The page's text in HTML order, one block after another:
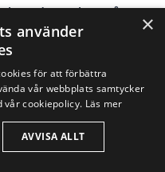
har du många
Stockvik där du
golvslipning
×
använder
för att förbättra
vår webbplats samtycker
vår cookiepolicy. Läs mer
AVVISA ALLT